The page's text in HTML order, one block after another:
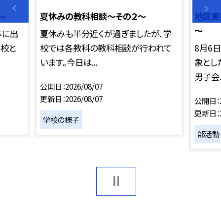
出
と
夏休みの教科相談～その２～
夏休みも半分近くが過ぎましたが、学
校では各教科の教科相談が行われて
います。今日は...
公開日 2026/08/07
更新日 2026/08/07
学校の様子
地区
～
8月6日
象と
男子
公開日
更新日
部活動